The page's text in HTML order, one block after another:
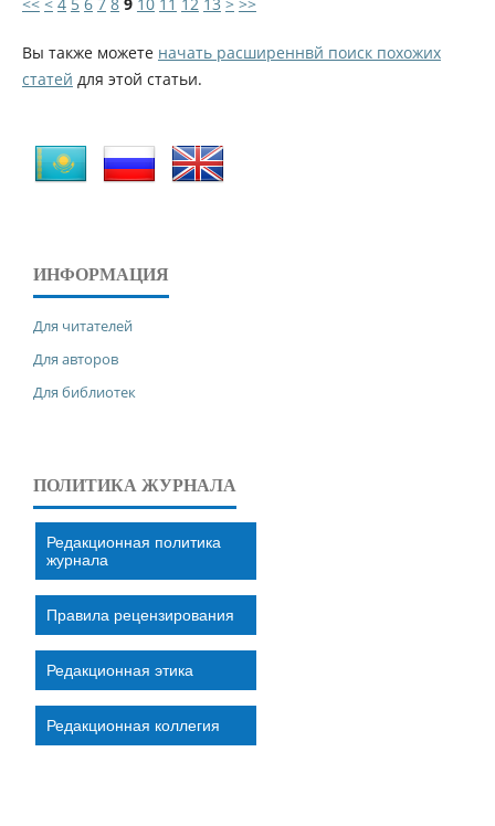
Вы также можете начать расширеннвй поиск похожих
статей для этой статьи.
ИНФОРМАЦИЯ
Для читателей
Для авторов
Для библиотек
ПОЛИТИКА ЖУРНАЛА
Редакционная политика
журнала
Правила рецензирования
Редакционная этика
Редакционная коллегия